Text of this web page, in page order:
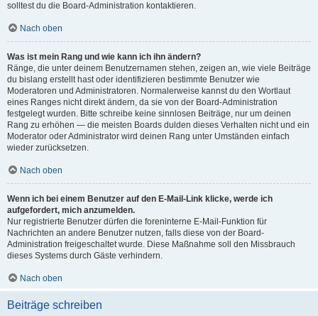
solltest du die Board-Administration kontaktieren.
Nach oben
Was ist mein Rang und wie kann ich ihn ändern?
Ränge, die unter deinem Benutzernamen stehen, zeigen an, wie viele Beiträge
du bislang erstellt hast oder identifizieren bestimmte Benutzer wie
Moderatoren und Administratoren. Normalerweise kannst du den Wortlaut
eines Ranges nicht direkt ändern, da sie von der Board-Administration
festgelegt wurden. Bitte schreibe keine sinnlosen Beiträge, nur um deinen
Rang zu erhöhen — die meisten Boards dulden dieses Verhalten nicht und ein
Moderator oder Administrator wird deinen Rang unter Umständen einfach
wieder zurücksetzen.
Nach oben
Wenn ich bei einem Benutzer auf den E-Mail-Link klicke, werde ich
aufgefordert, mich anzumelden.
Nur registrierte Benutzer dürfen die foreninterne E-Mail-Funktion für
Nachrichten an andere Benutzer nutzen, falls diese von der Board-
Administration freigeschaltet wurde. Diese Maßnahme soll den Missbrauch
dieses Systems durch Gäste verhindern.
Nach oben
Beiträge schreiben